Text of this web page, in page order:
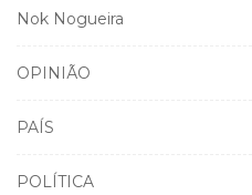
Nok Nogueira
OPINIÃO
PAÍS
POLÍTICA